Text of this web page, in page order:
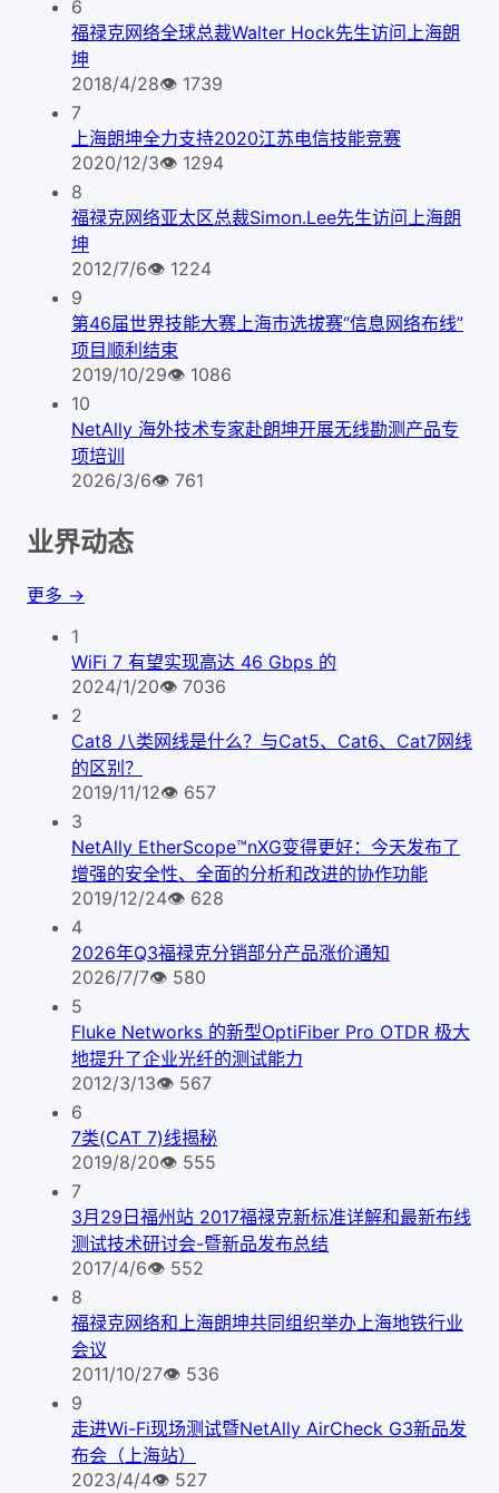
6
福禄克网络全球总裁Walter Hock先生访问上海朗
坤
2018/4/28👁 1739
7
上海朗坤全力支持2020江苏电信技能竞赛
2020/12/3👁 1294
8
福禄克网络亚太区总裁Simon.Lee先生访问上海朗
坤
2012/7/6👁 1224
9
第46届世界技能大赛上海市选拔赛“信息网络布线”
项目顺利结束
2019/10/29👁 1086
10
NetAlly 海外技术专家赴朗坤开展无线勘测产品专
项培训
2026/3/6👁 761
业界动态
更多 →
1
WiFi 7 有望实现高达 46 Gbps 的
2024/1/20👁 7036
2
Cat8 八类网线是什么？与Cat5、Cat6、Cat7网线
的区别？
2019/11/12👁 657
3
NetAlly EtherScope™nXG变得更好：今天发布了
增强的安全性、全面的分析和改进的协作功能
2019/12/24👁 628
4
2026年Q3福禄克分销部分产品涨价通知
2026/7/7👁 580
5
Fluke Networks 的新型OptiFiber Pro OTDR 极大
地提升了企业光纤的测试能力
2012/3/13👁 567
6
7类(CAT 7)线揭秘
2019/8/20👁 555
7
3月29日福州站 2017福禄克新标准详解和最新布线
测试技术研讨会-暨新品发布总结
2017/4/6👁 552
8
福禄克网络和上海朗坤共同组织举办上海地铁行业
会议
2011/10/27👁 536
9
走进Wi-Fi现场测试暨NetAlly AirCheck G3新品发
布会（上海站）
2023/4/4👁 527